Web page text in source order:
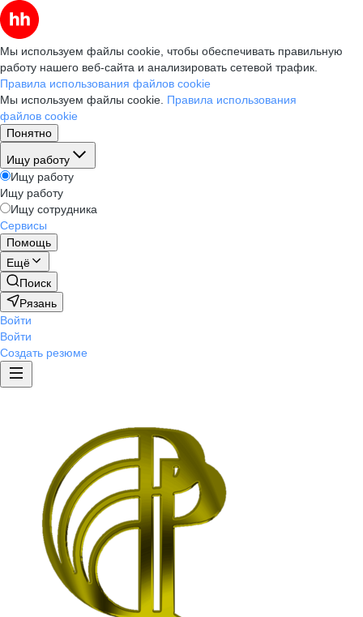
Мы используем файлы cookie, чтобы обеспечивать правильную
работу нашего веб-сайта и анализировать сетевой трафик.
Правила использования файлов cookie
Мы используем файлы cookie. Правила использования
файлов cookie
Понятно
Ищу работу
Ищу работу
Ищу работу
Ищу сотрудника
Сервисы
Помощь
Ещё
Поиск
Рязань
Войти
Войти
Создать резюме